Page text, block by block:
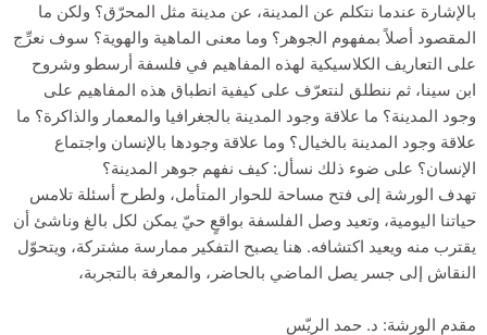
بالإشارة عندما نتكلم عن المدينة، عن مدينة مثل المحرّق؟ ولكن ما
المقصود أصلاً بمفهوم الجوهر؟ وما معنى الماهية والهوية؟ سوف نعرِّج
على التعاريف الكلاسيكية لهذه المفاهيم في فلسفة أرسطو وشروح
ابن سينا، ثم ننطلق لنتعرّف على كيفية انطباق هذه المفاهيم على
وجود المدينة؟ ما علاقة وجود المدينة بالجغرافيا والمعمار والذاكرة؟ ما
علاقة وجود المدينة بالخيال؟ وما علاقة وجودها بالإنسان واجتماع
الإنسان؟ على ضوء ذلك نسأل: كيف نفهم جوهر المدينة؟
تهدف الورشة إلى فتح مساحة للحوار المتأمل، ولطرح أسئلة تلامس
حياتنا اليومية، وتعيد وصل الفلسفة بواقعٍ حيّ يمكن لكل بالغ وناشئ أن
يقترب منه ويعيد اكتشافه. هنا يصبح التفكير ممارسة مشتركة، ويتحوّل
النقاش إلى جسر يصل الماضي بالحاضر، والمعرفة بالتجربة،
مقدم الورشة: د. حمد الريّس
Poetry
Book Club
تخفيضات